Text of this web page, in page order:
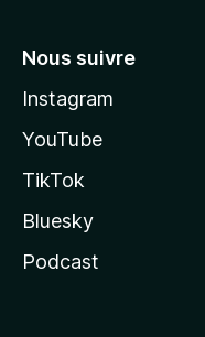
Nous suivre
Instagram
YouTube
TikTok
Bluesky
Podcast